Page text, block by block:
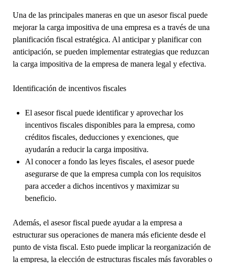
Una de las principales maneras en que un asesor fiscal puede
mejorar la carga impositiva de una empresa es a través de una
planificación fiscal estratégica. Al anticipar y planificar con
anticipación, se pueden implementar estrategias que reduzcan
la carga impositiva de la empresa de manera legal y efectiva.
Identificación de incentivos fiscales
El asesor fiscal puede identificar y aprovechar los
incentivos fiscales disponibles para la empresa, como
créditos fiscales, deducciones y exenciones, que
ayudarán a reducir la carga impositiva.
Al conocer a fondo las leyes fiscales, el asesor puede
asegurarse de que la empresa cumpla con los requisitos
para acceder a dichos incentivos y maximizar su
beneficio.
Además, el asesor fiscal puede ayudar a la empresa a
estructurar sus operaciones de manera más eficiente desde el
punto de vista fiscal. Esto puede implicar la reorganización de
la empresa, la elección de estructuras fiscales más favorables o